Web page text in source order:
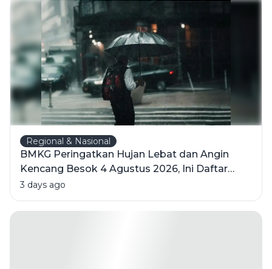
Regional & Nasional
BMKG Peringatkan Hujan Lebat dan Angin
Kencang Besok 4 Agustus 2026, Ini Daftar
Wilayahnya
3 days ago